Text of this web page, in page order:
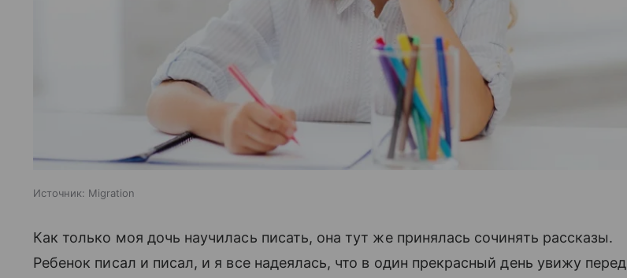
Источник: Migration
Как только моя дочь научилась писать, она тут же принялась сочинять рассказы.
Ребенок писал и писал, и я все надеялась, что в один прекрасный день увижу перед